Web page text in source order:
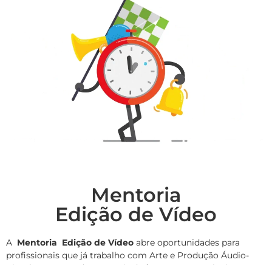
Mentoria
Edição de Vídeo
A Mentoria Edição de Vídeo abre oportunidades para
profissionais que já trabalho com Arte e Produção Áudio-